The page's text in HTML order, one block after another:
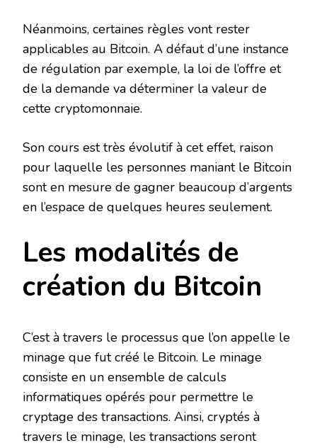
Néanmoins, certaines règles vont rester
applicables au Bitcoin. A défaut d’une instance
de régulation par exemple, la loi de l’offre et
de la demande va déterminer la valeur de
cette cryptomonnaie.
Son cours est très évolutif à cet effet, raison
pour laquelle les personnes maniant le Bitcoin
sont en mesure de gagner beaucoup d’argents
en l’espace de quelques heures seulement.
Les modalités de
création du Bitcoin
C’est à travers le processus que l’on appelle le
minage que fut créé le Bitcoin. Le minage
consiste en un ensemble de calculs
informatiques opérés pour permettre le
cryptage des transactions. Ainsi, cryptés à
travers le minage, les transactions seront